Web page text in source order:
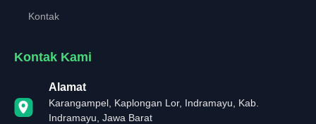
Kontak
Kontak Kami
Alamat
Karangampel, Kaplongan Lor, Indramayu, Kab.
Indramayu, Jawa Barat